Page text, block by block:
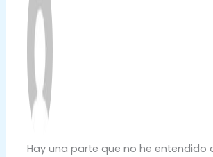
Hay una parte que no he entendido